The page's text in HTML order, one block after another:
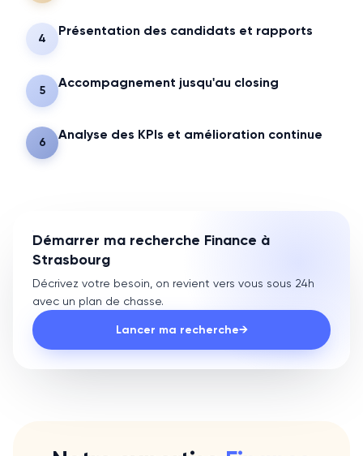
4
Présentation des candidats et rapports
5
Accompagnement jusqu'au closing
6
Analyse des KPIs et amélioration continue
Démarrer ma recherche Finance à
Strasbourg
Décrivez votre besoin, on revient vers vous sous 24h
avec un plan de chasse.
Lancer ma recherche→